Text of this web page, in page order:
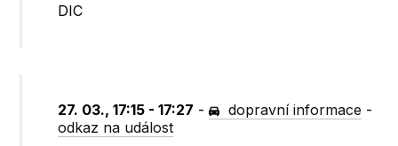
DIC
27. 03., 17:15 - 17:27 - dopravní informace -
odkaz na událost